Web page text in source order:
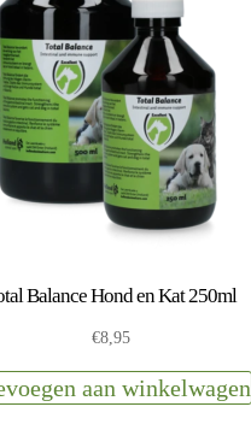
Balance Hond en Kat 250ml
€8,95
aan winkelwagen